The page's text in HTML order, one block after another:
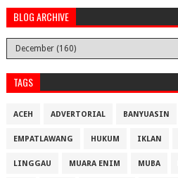
BLOG ARCHIVE
TAGS
ACEH ADVERTORIAL BANYUASIN
EMPATLAWANG HUKUM IKLAN
LINGGAU MUARA ENIM MUBA